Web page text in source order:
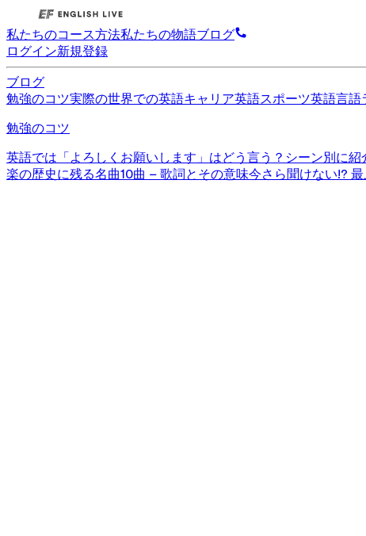
私たちのコース方法私たちの物語ブログ
ログイン新規登録
ブログ
勉強のコツ実際の世界での英語キャリア英語スポーツ英語言語
勉強のコツ
英語では「よろしくお願いします」はどう言う？シーン別に紹
楽の歴史に残る名曲10曲 – 歌詞とその意味今さら聞けない!?